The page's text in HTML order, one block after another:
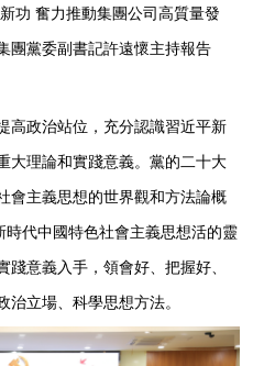
功 奮力推動集團公司高質量發
團黨委副書記許遠懷主持報告
政治站位，充分認識習近平新
大理論和實踐意義。黨的二十大
會主義思想的世界觀和方法論概
時代中國特色社會主義思想活的靈
意義入手，領會好、把握好、
立場、科學思想方法。